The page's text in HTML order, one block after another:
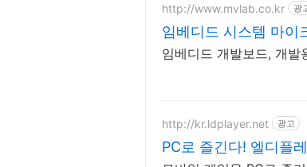
http://www.mvlab.co.kr 광
임베디드 시스템 마이
임베디드 개발보드, 개발
http://kr.ldplayer.net 광고
PC로 즐긴다! 엘디플